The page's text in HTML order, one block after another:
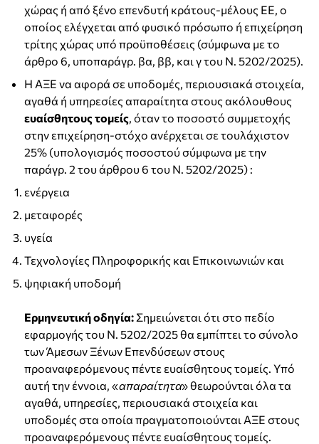
χώρας ή από ξένο επενδυτή κράτους-μέλους ΕΕ, ο
οποίος ελέγχεται από φυσικό πρόσωπο ή επιχείρηση
τρίτης χώρας υπό προϋποθέσεις (σύμφωνα με το
άρθρο 6, υποπαράγρ. βα, ββ, και γ του Ν. 5202/2025).
Η ΑΞΕ να αφορά σε υποδομές, περιουσιακά στοιχεία,
αγαθά ή υπηρεσίες απαραίτητα στους ακόλουθους
ευαίσθητους τομείς, όταν το ποσοστό συμμετοχής
στην επιχείρηση-στόχο ανέρχεται σε τουλάχιστον
25% (υπολογισμός ποσοστού σύμφωνα με την
παράγρ. 2 του άρθρου 6 του Ν. 5202/2025) :
ενέργεια
μεταφορές
υγεία
Τεχνολογίες Πληροφορικής και Επικοινωνιών και
ψηφιακή υποδομή
Ερμηνευτική οδηγία: Σημειώνεται ότι στο πεδίο
εφαρμογής του Ν. 5202/2025 θα εμπίπτει το σύνολο
των Άμεσων Ξένων Επενδύσεων στους
προαναφερόμενους πέντε ευαίσθητους τομείς. Υπό
αυτή την έννοια, «απαραίτητα» θεωρούνται όλα τα
αγαθά, υπηρεσίες, περιουσιακά στοιχεία και
υποδομές στα οποία πραγματοποιούνται ΑΞΕ στους
προαναφερόμενους πέντε ευαίσθητους τομείς.